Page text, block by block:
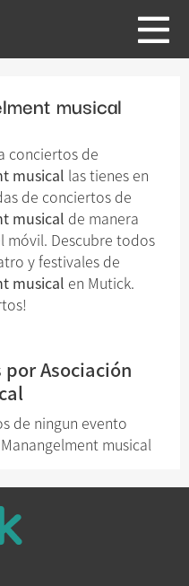
musical
conciertos de
musical las tienes en
de conciertos de
musical de manera
móvil. Descubre todos
y festivales de
musical en Mutick.
Asociación
de ningun evento
musical